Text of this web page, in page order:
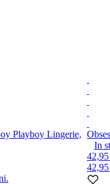
Playboy Lingerie,
In